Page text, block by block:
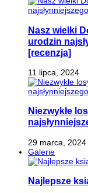
Nasz wielki
urodzin
[recenzja]
11 lipca, 2024
Niezwykłe
29 marca, 2024
Galerie
Najlepsze